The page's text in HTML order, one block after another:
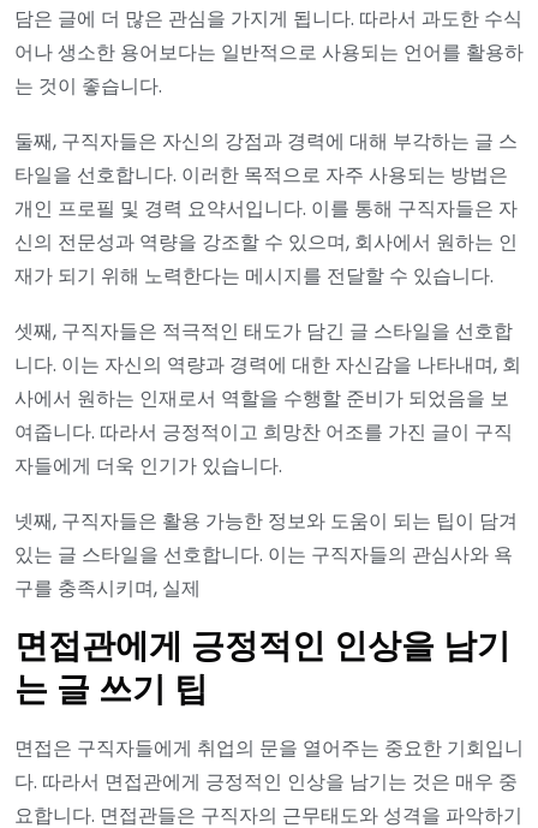
담은 글에 더 많은 관심을 가지게 됩니다. 따라서 과도한 수식
어나 생소한 용어보다는 일반적으로 사용되는 언어를 활용하
는 것이 좋습니다.
둘째, 구직자들은 자신의 강점과 경력에 대해 부각하는 글 스
타일을 선호합니다. 이러한 목적으로 자주 사용되는 방법은
개인 프로필 및 경력 요약서입니다. 이를 통해 구직자들은 자
신의 전문성과 역량을 강조할 수 있으며, 회사에서 원하는 인
재가 되기 위해 노력한다는 메시지를 전달할 수 있습니다.
셋째, 구직자들은 적극적인 태도가 담긴 글 스타일을 선호합
니다. 이는 자신의 역량과 경력에 대한 자신감을 나타내며, 회
사에서 원하는 인재로서 역할을 수행할 준비가 되었음을 보
여줍니다. 따라서 긍정적이고 희망찬 어조를 가진 글이 구직
자들에게 더욱 인기가 있습니다.
넷째, 구직자들은 활용 가능한 정보와 도움이 되는 팁이 담겨
있는 글 스타일을 선호합니다. 이는 구직자들의 관심사와 욕
구를 충족시키며, 실제
면접관에게 긍정적인 인상을 남기
는 글 쓰기 팁
면접은 구직자들에게 취업의 문을 열어주는 중요한 기회입니
다. 따라서 면접관에게 긍정적인 인상을 남기는 것은 매우 중
요합니다. 면접관들은 구직자의 근무태도와 성격을 파악하기